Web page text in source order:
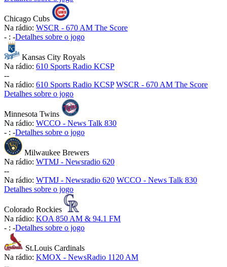
Chicago Cubs
Na rádio: WSCR - 670 AM The Score
- : -Detalhes sobre o jogo
Kansas City Royals
Na rádio: 610 Sports Radio KCSP
--
Na rádio: 610 Sports Radio KCSP WSCR - 670 AM The Score
Detalhes sobre o jogo
Minnesota Twins
Na rádio: WCCO - News Talk 830
- : -Detalhes sobre o jogo
Milwaukee Brewers
Na rádio: WTMJ - Newsradio 620
--
Na rádio: WTMJ - Newsradio 620 WCCO - News Talk 830
Detalhes sobre o jogo
Colorado Rockies
Na rádio: KOA 850 AM & 94.1 FM
- : -Detalhes sobre o jogo
St.Louis Cardinals
Na rádio: KMOX - NewsRadio 1120 AM